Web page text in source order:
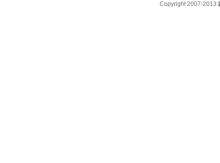
Copyright 2007-2013